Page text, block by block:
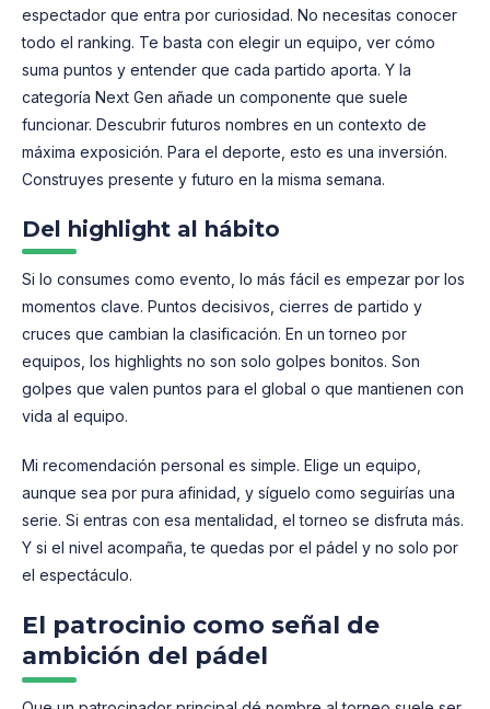
espectador que entra por curiosidad. No necesitas conocer
todo el ranking. Te basta con elegir un equipo, ver cómo
suma puntos y entender que cada partido aporta. Y la
categoría Next Gen añade un componente que suele
funcionar. Descubrir futuros nombres en un contexto de
máxima exposición. Para el deporte, esto es una inversión.
Construyes presente y futuro en la misma semana.
Del highlight al hábito
Si lo consumes como evento, lo más fácil es empezar por los
momentos clave. Puntos decisivos, cierres de partido y
cruces que cambian la clasificación. En un torneo por
equipos, los highlights no son solo golpes bonitos. Son
golpes que valen puntos para el global o que mantienen con
vida al equipo.
Mi recomendación personal es simple. Elige un equipo,
aunque sea por pura afinidad, y síguelo como seguirías una
serie. Si entras con esa mentalidad, el torneo se disfruta más.
Y si el nivel acompaña, te quedas por el pádel y no solo por
el espectáculo.
El patrocinio como señal de
ambición del pádel